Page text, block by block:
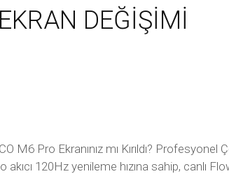
DEĞİŞİMİ
M6 Pro Ekranınız mı Kırıldı? Profesyonel
akıcı 120Hz yenileme hızına sahip, canlı